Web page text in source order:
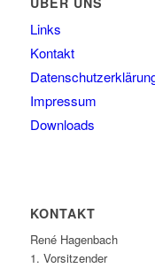
Links
Kontakt
Impressum
Downloads
KONTAKT
René Hagenbach
1. Vorsitzender